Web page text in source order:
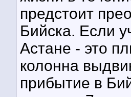
предстоит
Бийска. Если
Астане - это
колонна
прибытие в